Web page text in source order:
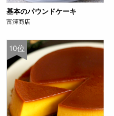
基本のパウンドケーキ
富澤商店
10位